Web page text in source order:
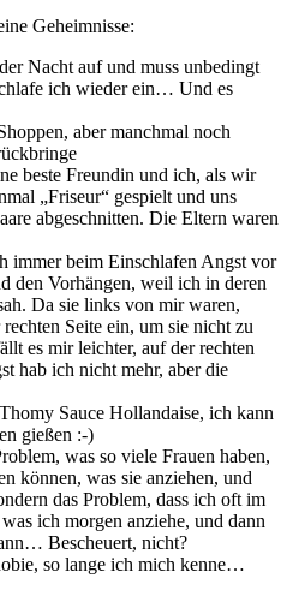
Geheimnisse:
Nacht auf und muss unbedingt
ich wieder ein… Und es
aber manchmal noch
beste Freundin und ich, als wir
„Friseur“ gespielt und uns
abgeschnitten. Die Eltern waren
immer beim Einschlafen Angst vor
den Vorhängen, weil ich in deren
Da sie links von mir waren,
Seite ein, um sie nicht zu
es mir leichter, auf der rechten
hab ich nicht mehr, aber die
Sauce Hollandaise, ich kann
gießen :-)
was so viele Frauen haben,
können, was sie anziehen, und
das Problem, dass ich oft im
ich morgen anziehe, und dann
Bescheuert, nicht?
so lange ich mich kenne…